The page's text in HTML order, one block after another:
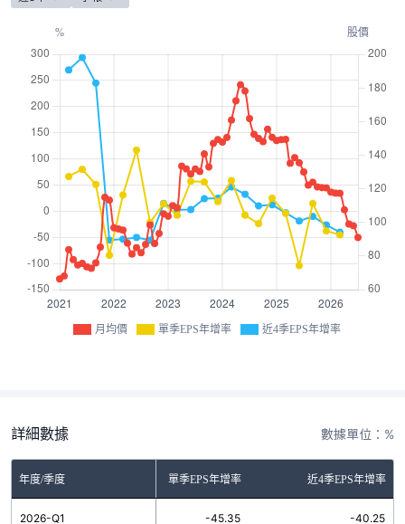
月均價 單季EPS年增率 近4季EPS年增率
詳細數據 數據單位：%
年度/季度 單季EPS年增率 近4季EPS年增率
2026-Q1 -45.35 -40.25